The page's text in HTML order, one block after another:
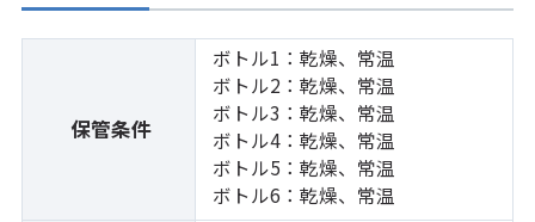
保管条件
ボトル1：乾燥、常温
ボトル2：乾燥、常温
ボトル3：乾燥、常温
ボトル4：乾燥、常温
ボトル5：乾燥、常温
ボトル6：乾燥、常温